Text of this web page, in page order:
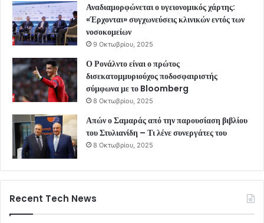
Αναδιαμορφώνεται ο υγειονομικός χάρτης:
«Έρχονται» συγχωνεύσεις κλινικών εντός των
νοσοκομείων
9 Οκτωβρίου, 2025
Ο Ρονάλντο είναι ο πρώτος
δισεκατομμυριούχος ποδοσφαιριστής
σύμφωνα με το Bloomberg
8 Οκτωβρίου, 2025
Απών ο Σαμαράς από την παρουσίαση βιβλίου
του Στυλιανίδη – Τι λένε συνεργάτες του
8 Οκτωβρίου, 2025
Recent Tech News